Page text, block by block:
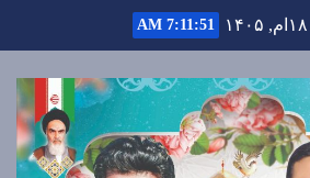
7:11:52 AM